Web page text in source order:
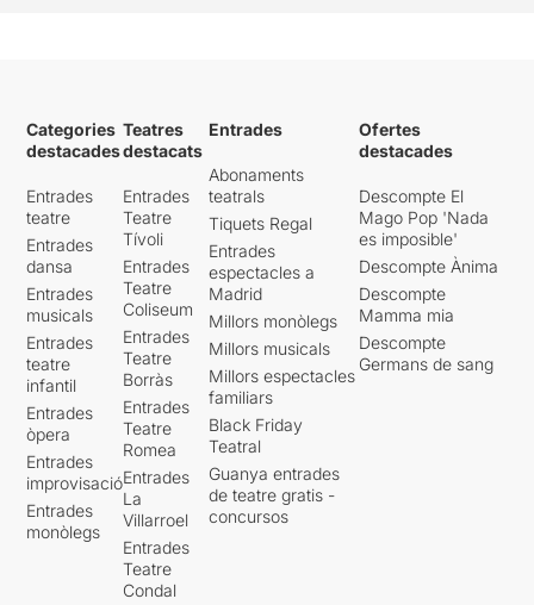
Categories
destacades
Entrades
teatre
Entrades
dansa
Entrades
musicals
Entrades
teatre
infantil
Entrades
òpera
Entrades
improvisació
Entrades
monòlegs
Teatres
destacats
Entrades
Teatre
Tívoli
Entrades
Teatre
Coliseum
Entrades
Teatre
Borràs
Entrades
Teatre
Romea
Entrades
La
Villarroel
Entrades
Teatre
Condal
Entrades
Abonaments
teatrals
Tiquets Regal
Entrades
espectacles a
Madrid
Millors monòlegs
Millors musicals
Millors espectacles
familiars
Black Friday
Teatral
Guanya entrades
de teatre gratis -
concursos
Ofertes
destacades
Descompte El
Mago Pop 'Nada
es imposible'
Descompte Ànima
Descompte
Mamma mia
Descompte
Germans de sang